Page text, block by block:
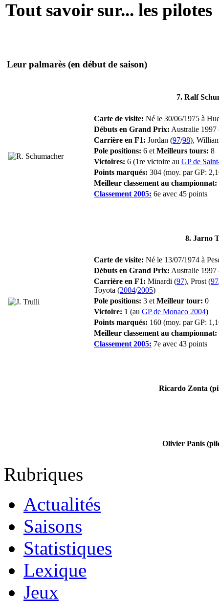
Tout savoir sur... les pilotes
Leur palmarès (en début de saison)
7. Ralf
Carte de visite: Né le 30/06/1975 à
Débuts en Grand Prix: Australie
Carrière en F1: Jordan (97/98),
Pole positions: 6 et Meilleurs tours: 8
Victoires: 6 (1re victoire au GP de
Points marqués: 304 (moy. par GP:
Meilleur classement au championnat:
Classement 2005: 6e avec 45 points
8. Jarno
Carte de visite: Né le 13/07/1974 à
Débuts en Grand Prix: Australie
Carrière en F1: Minardi (97), Prost (97
Toyota (2004/2005)
Pole positions: 3 et Meilleur tour: 0
Victoire: 1 (au GP de Monaco 2004)
Points marqués: 160 (moy. par GP:
Meilleur classement au championnat:
Classement 2005: 7e avec 43 points
Ricardo Zonta
Olivier Panis
Rubriques
Actualités
Saisons
Statistiques
Lexique
Jeux